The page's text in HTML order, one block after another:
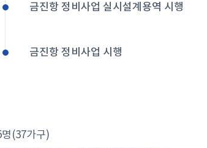
금진항 정비사업 실시설계용역 시행
금진항 정비사업 시행
명(37가구)